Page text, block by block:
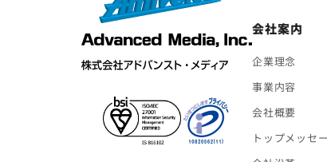
会社案内
企業理念
事業内容
会社概要
トップメッセ